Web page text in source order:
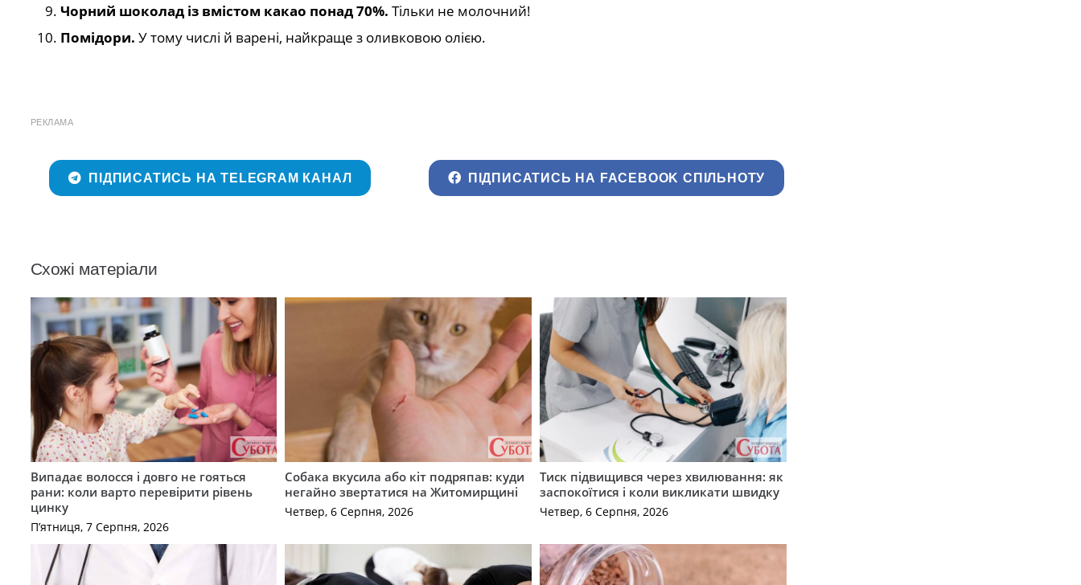
Чорний шоколад із вмістом какао понад 70%. Тільки не молочний!
Помідори. У тому числі й варені, найкраще з оливковою олією.
РЕКЛАМА
ПІДПИСАТИСЬ НА TELEGRAM КАНАЛ ПІДПИСАТИСЬ НА FACEBOOK СПІЛЬНОТУ
Схожі матеріали
Випадає волосся і довго не гояться
рани: коли варто перевірити рівень
цинку
П’ятниця, 7 Серпня, 2026
Собака вкусила або кіт подряпав: куди
негайно звертатися на Житомирщині
Четвер, 6 Серпня, 2026
Тиск підвищився через хвилювання: як
заспокоїтися і коли викликати швидку
Четвер, 6 Серпня, 2026